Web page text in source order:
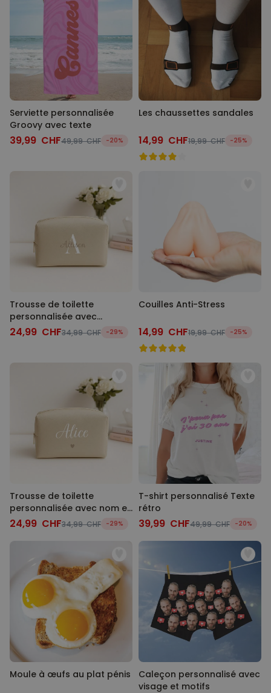
Serviette personnalisée
Groovy avec texte
39,99 CHF49,99 CHF -20%
Les chaussettes sandales
14,99 CHF19,99 CHF -25%
Trousse de toilette
personnalisée avec
monogramme
24,99 CHF34,99 CHF -29%
Couilles Anti-Stress
14,99 CHF19,99 CHF -25%
Trousse de toilette
personnalisée avec nom et
picto
24,99 CHF34,99 CHF -29%
T-shirt personnalisé Texte
rétro
39,99 CHF49,99 CHF -20%
Moule à œufs au plat pénis
Caleçon personnalisé avec
visage et motifs